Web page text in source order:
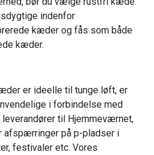
indenfor
kæder og fås som både
kæder.
er ideelle til tunge løft, er
i forbindelse med
til Hjemmeværnet,
afspærringer på p-pladser i
festivaler etc. Vores